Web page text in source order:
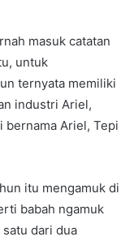
masuk catatan
untuk
ternyata memiliki
industri Ariel,
bernama Ariel, Tepi
itu mengamuk di
babah ngamuk
dari dua